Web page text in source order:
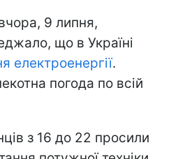
9 липня,
що в Україні
електроенергії.
погода по всій
з 16 до 22 просили